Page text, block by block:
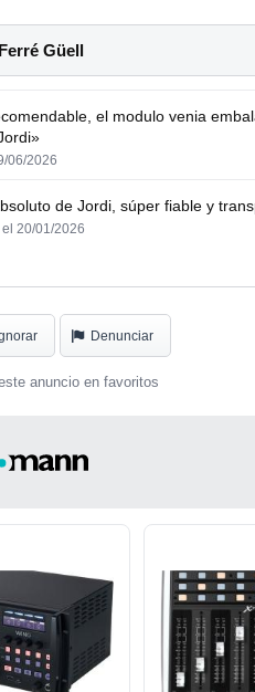
Güell
el modulo venia
06/2026
de Jordi, súper fiable y
el 20/01/2026
Denunciar
anuncio en favoritos